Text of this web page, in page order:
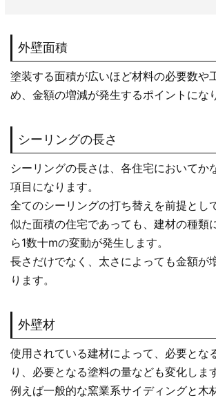
外壁面積
塗装する面積が広いほど材料の必要数や
め、金額の増減が発生するポイントにな
シーリングの長さ
シーリングの長さは、各住宅においてか
項目になります。
全てのシーリングの打ち替えを前提として
似た面積の住宅であっても、建材の種類
ら1数十mの変動が発生します。
長さだけでなく、太さによっても金額が
ります。
外壁材
使用されている建材によって、必要とな
り、必要となる塗料の量なども変化します
例えば一般的な窯業系サイディングと木